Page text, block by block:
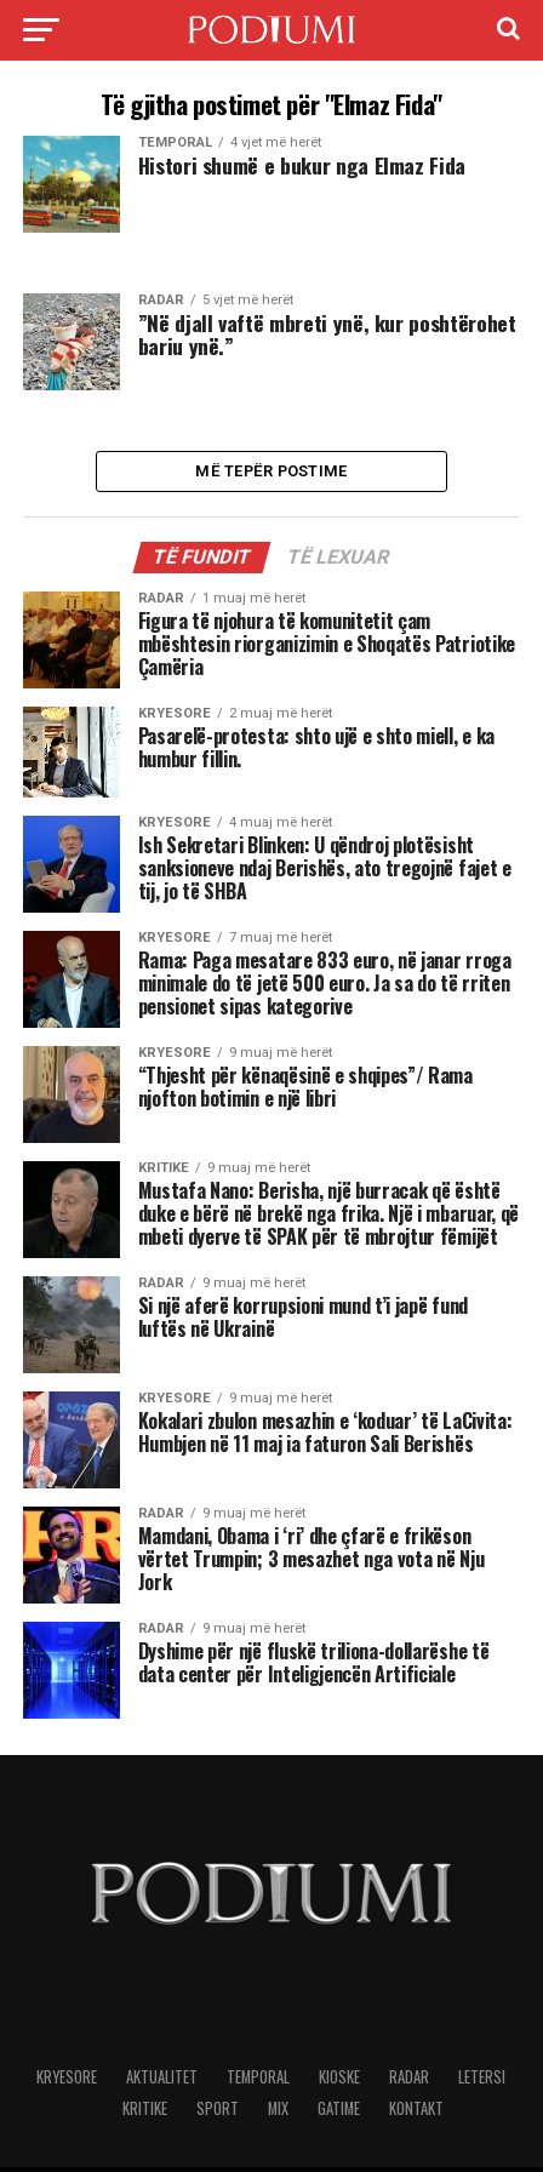
Të gjitha postimet për "Elmaz Fida"
TEMPORAL 4 vjet më herët
Histori shumë e bukur nga Elmaz Fida
RADAR 5 vjet më herët
”Në djall vaftë mbreti ynë, kur poshtërohet
bariu ynë.”
MË TEPËR POSTIME
TË FUNDIT TË LEXUAR
RADAR 1 muaj më herët
Figura të njohura të komunitetit çam
mbështesin riorganizimin e Shoqatës Patriotike
Çamëria
KRYESORE 2 muaj më herët
Pasarelë-protesta: shto ujë e shto miell, e ka
humbur fillin.
KRYESORE 4 muaj më herët
Ish Sekretari Blinken: U qëndroj plotësisht
sanksioneve ndaj Berishës, ato tregojnë fajet e
tij, jo të SHBA
KRYESORE 7 muaj më herët
Rama: Paga mesatare 833 euro, në janar rroga
minimale do të jetë 500 euro. Ja sa do të rriten
pensionet sipas kategorive
KRYESORE 9 muaj më herët
“Thjesht për kënaqësinë e shqipes”/ Rama
njofton botimin e një libri
KRITIKE 9 muaj më herët
Mustafa Nano: Berisha, një burracak që është
duke e bërë në brekë nga frika. Një i mbaruar, që
mbeti dyerve të SPAK për të mbrojtur fëmijët
RADAR 9 muaj më herët
Si një aferë korrupsioni mund t’i japë fund
luftës në Ukrainë
KRYESORE 9 muaj më herët
Kokalari zbulon mesazhin e ‘koduar’ të LaCivita:
Humbjen në 11 maj ia faturon Sali Berishës
RADAR 9 muaj më herët
Mamdani, Obama i ‘ri’ dhe çfarë e frikëson
vërtet Trumpin; 3 mesazhet nga vota në Nju
Jork
RADAR 9 muaj më herët
Dyshime për një fluskë triliona-dollarëshe të
data center për Inteligjencën Artificiale
KRYESORE AKTUALITET TEMPORAL KIOSKE RADAR
LETERSI
KRITIKE
SPORT MIX GATIME KONTAKT